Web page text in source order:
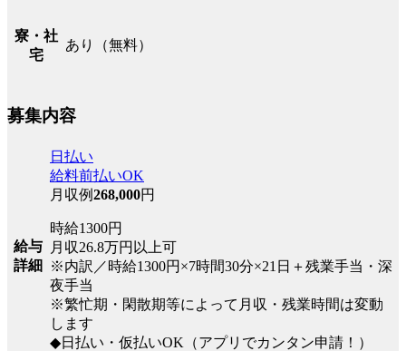
寮・社
宅
あり（無料）
募集内容
給与
詳細
日払い
給料前払いOK
月収例268,000円
時給1300円
月収26.8万円以上可
※内訳／時給1300円×7時間30分×21日＋残業手当・深
夜手当
※繁忙期・閑散期等によって月収・残業時間は変動
します
◆日払い・仮払いOK（アプリでカンタン申請！）